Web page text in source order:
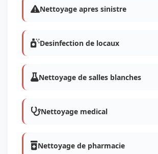
Nettoyage apres sinistre
Desinfection de locaux
Nettoyage de salles blanches
Nettoyage medical
Nettoyage de pharmacie